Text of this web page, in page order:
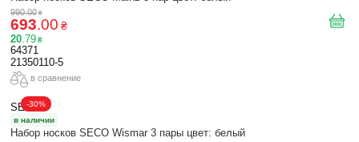
990.00 ₴
693.00 ₴
20.79 ₴
64371
21350110-5
в сравнение
-30%
SECO
в наличии
Набор носков SECO Wismar 3 пары цвет: белый